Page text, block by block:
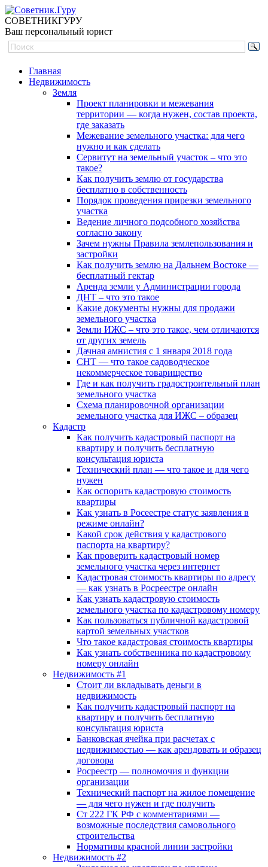
СОВЕТНИКГУРУ
Ваш персональный юрист
Главная
Недвижимость
Земля
Проект планировки и межевания
территории — когда нужен, состав проекта,
где заказать
Межевание земельного участка: для чего
нужно и как сделать
Сервитут на земельный участок – что это
такое?
Как получить землю от государства
бесплатно в собственность
Порядок проведения прирезки земельного
участка
Ведение личного подсобного хозяйства
согласно закону
Зачем нужны Правила землепользования и
застройки
Как получить землю на Дальнем Востоке —
бесплатный гектар
Аренда земли у Администрации города
ДНТ – что это такое
Какие документы нужны для продажи
земельного участка
Земли ИЖС – что это такое, чем отличаются
от других земель
Дачная амнистия с 1 января 2018 года
СНТ — что такое садоводческое
некоммерческое товарищество
Где и как получить градостроительный план
земельного участка
Схема планировочной организации
земельного участка для ИЖС – образец
Кадастр
Как получить кадастровый паспорт на
квартиру и получить бесплатную
консультация юриста
Технический план — что такое и для чего
нужен
Как оспорить кадастровую стоимость
квартиры
Как узнать в Росеестре статус заявления в
режиме онлайн?
Какой срок действия у кадастрового
паспорта на квартиру?
Как проверить кадастровый номер
земельного участка через интернет
Кадастровая стоимость квартиры по адресу
— как узнать в Росреестре онлайн
Как узнать кадастровую стоимость
земельного участка по кадастровому номеру
Как пользоваться публичной кадастровой
картой земельных участков
Что такое кадастровая стоимость квартиры
Как узнать собственника по кадастровому
номеру онлайн
Недвижимость #1
Стоит ли вкладывать деньги в
недвижимость
Как получить кадастровый паспорт на
квартиру и получить бесплатную
консультация юриста
Банковская ячейка при расчетах с
недвижимостью — как арендовать и образец
договора
Росреестр — полномочия и функции
организации
Технический паспорт на жилое помещение
— для чего нужен и где получить
Ст 222 ГК РФ с комментариями —
возможные последствия самовольного
строительства
Нормативы красной линии застройки
Недвижимость #2